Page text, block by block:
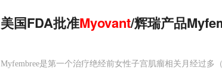
美国FDA批准Myovant/辉瑞产品
Myfembree是第一个治疗绝经前女性子宫肌瘤相关月经过多